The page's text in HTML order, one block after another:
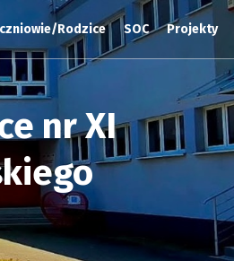
nr XI
Rodzice SOC Projekty